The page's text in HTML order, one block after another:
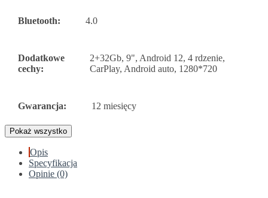
Bluetooth: 4.0
Dodatkowe
cechy:
2+32Gb, 9", Android 12, 4 rdzenie,
CarPlay, Android auto, 1280*720
Gwarancja: 12 miesięcy
Pokaż wszystko
Opis
Specyfikacja
Opinie (0)